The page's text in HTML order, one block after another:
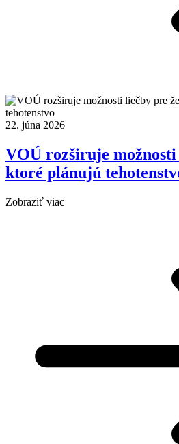
22. júna 2026
VOÚ rozširuje
ktoré plánujú
Zobraziť viac